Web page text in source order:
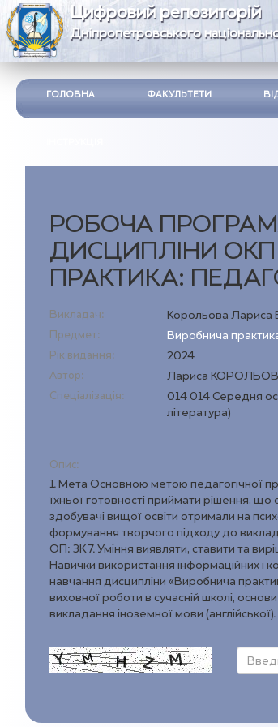
Цифровий репозиторій
Дніпропетровського
ГОЛОВНА ФАКУЛЬТЕТИ
РОБОЧА
ДИСЦИПЛІНИ
ПРАКТИКА:
Викладач: Корольова Лариса
Предмет: Виробнича
Рік видання: 2024
Автор: Лариса
Спеціалізація:
014 014 Середня
література)
Опис:
1. Мета Основною метою педагогічної
їхньої готовності приймати рішення, що
здобувачі вищої освіти отримали на
формування творчого підходу до
ОП: ЗК 7. Уміння виявляти, ставити та
Навички використання інформаційних і
навчання дисципліни «Виробнича
виховної роботи в сучасній школі,
викладання іноземної мови (англійської).